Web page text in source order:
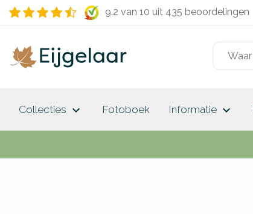
9.2 van 10 uit 435 beoordelingen
Collecties keyboard_arrow_down Fotoboek Informatie keyboard_arrow_down